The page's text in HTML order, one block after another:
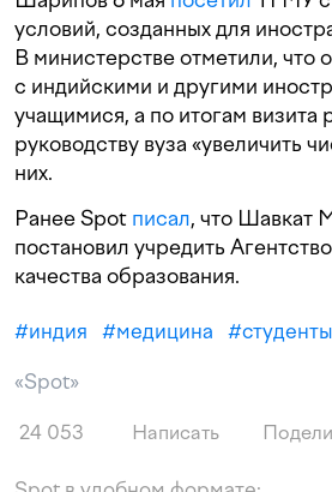
условий, созданных для
В министерстве отметили, что
с индийскими и другими
учащимися, а по итогам визита
руководству вуза «увеличить
них.
Ранее Spot писал, что Шавкат
постановил учредить
качества образования.
#индия #медицина #студенты
«Spot»
24 053 Написать